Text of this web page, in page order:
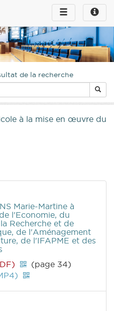
Toggle
infos
Toggle
navigation
de la recherche
à la mise en œuvre du
Marie-Martine à
l'Economie, du
Recherche et de
de l'Aménagement
de l'IFAPME et des
(page 34)